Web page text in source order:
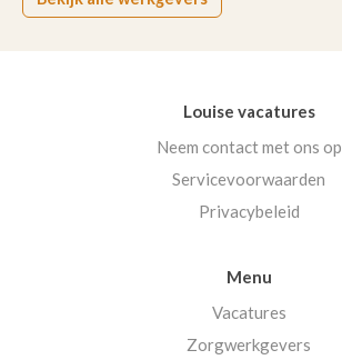
Louise vacatures
Neem contact met ons op
Servicevoorwaarden
Privacybeleid
Menu
Vacatures
Zorgwerkgevers